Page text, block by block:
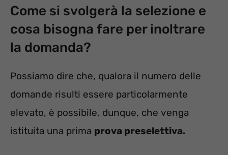
Come si svolgerà la selezione e
cosa bisogna fare per inoltrare
la domanda?
Possiamo dire che, qualora il numero delle
domande risulti essere particolarmente
elevato, è possibile, dunque, che venga
istituita una prima prova preselettiva.